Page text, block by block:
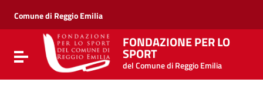
Vai al menu di navigazione
Vai al footer
Comune di Reggio Emilia
Attiva / disattiva la navigazione
FONDAZIONE PER LO
SPORT
del Comune di Reggio Emilia